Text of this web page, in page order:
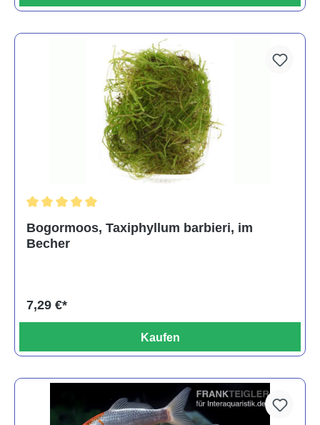
Bogormoos, Taxiphyllum barbieri, im
Becher
7,29 €*
Kaufen